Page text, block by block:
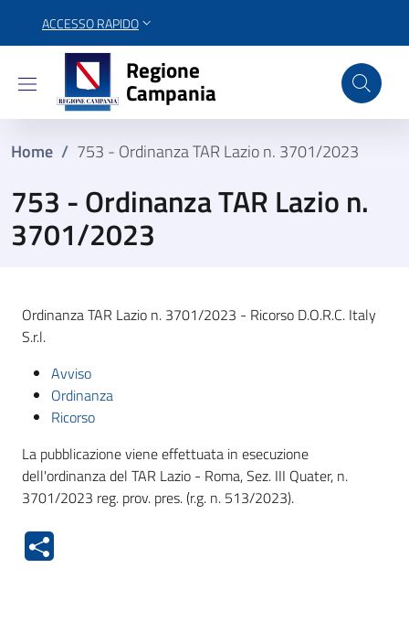
ACCESSO RAPIDO
Regione Campania
Regione
Campania
Home / 753 - Ordinanza TAR Lazio n. 3701/2023
753 - Ordinanza TAR Lazio n.
3701/2023
Ordinanza TAR Lazio n. 3701/2023 - Ricorso D.O.R.C. Italy
S.r.l.
Avviso
Ordinanza
Ricorso
La pubblicazione viene effettuata in esecuzione
dell'ordinanza del TAR Lazio - Roma, Sez. III Quater, n.
3701/2023 reg. prov. pres. (r.g. n. 513/2023).